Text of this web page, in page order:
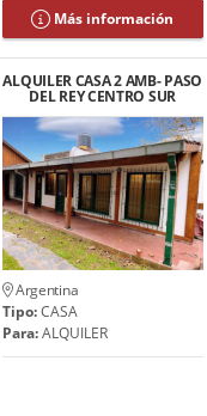
Más información
ALQUILER CASA 2 AMB- PASO
DEL REY CENTRO SUR
Argentina
Tipo:CASA
Para:ALQUILER